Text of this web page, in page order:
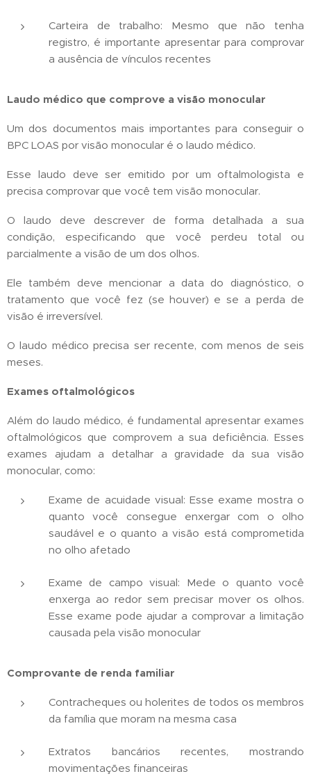
Carteira de trabalho: Mesmo que não tenha
registro, é importante apresentar para comprovar
a ausência de vínculos recentes
Laudo médico que comprove a visão monocular
Um dos documentos mais importantes para conseguir o
BPC LOAS por visão monocular é o laudo médico.
Esse laudo deve ser emitido por um oftalmologista e
precisa comprovar que você tem visão monocular.
O laudo deve descrever de forma detalhada a sua
condição, especificando que você perdeu total ou
parcialmente a visão de um dos olhos.
Ele também deve mencionar a data do diagnóstico, o
tratamento que você fez (se houver) e se a perda de
visão é irreversível.
O laudo médico precisa ser recente, com menos de seis
meses.
Exames oftalmológicos
Além do laudo médico, é fundamental apresentar exames
oftalmológicos que comprovem a sua deficiência. Esses
exames ajudam a detalhar a gravidade da sua visão
monocular, como:
Exame de acuidade visual: Esse exame mostra o
quanto você consegue enxergar com o olho
saudável e o quanto a visão está comprometida
no olho afetado
Exame de campo visual: Mede o quanto você
enxerga ao redor sem precisar mover os olhos.
Esse exame pode ajudar a comprovar a limitação
causada pela visão monocular
Comprovante de renda familiar
Contracheques ou holerites de todos os membros
da família que moram na mesma casa
Extratos bancários recentes, mostrando
movimentações financeiras